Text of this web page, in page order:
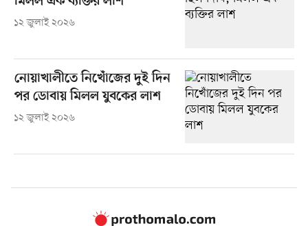
১২ জুলাই ২০২৬
নোয়াখালীতে নিখোঁজের দুই দিন
পর ডোবায় মিলল যুবকের লাশ
১২ জুলাই ২০২৬